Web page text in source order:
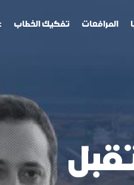
المرافعات تفكيك الخطاب